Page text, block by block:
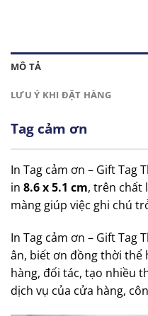
MÔ TẢ
LƯU Ý KHI ĐẶT HÀNG
Tag cảm ơn
In Tag cảm ơn – Gift Tag
in 8.6 x 5.1 cm, trên chất
màng giúp việc ghi chú
In Tag cảm ơn – Gift Tag
ân, biết ơn đồng thời thể
hàng, đối tác, tạo nhiều
dịch vụ của cửa hàng,